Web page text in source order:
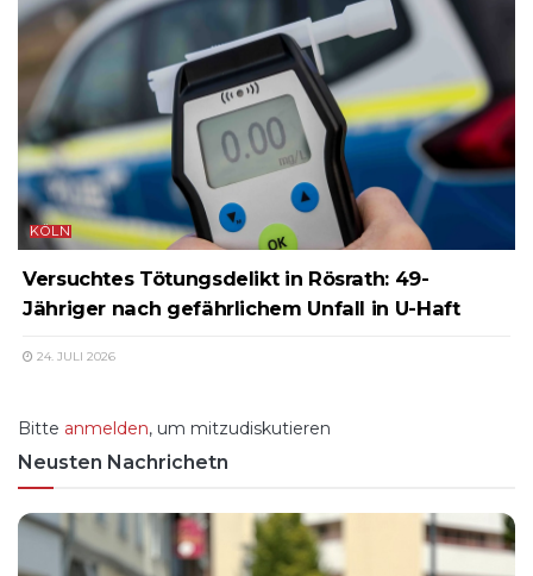
KÖLN
Versuchtes Tötungsdelikt in Rösrath: 49-
Jähriger nach gefährlichem Unfall in U-Haft
24. JULI 2026
Bitte anmelden, um mitzudiskutieren
Neusten Nachrichetn